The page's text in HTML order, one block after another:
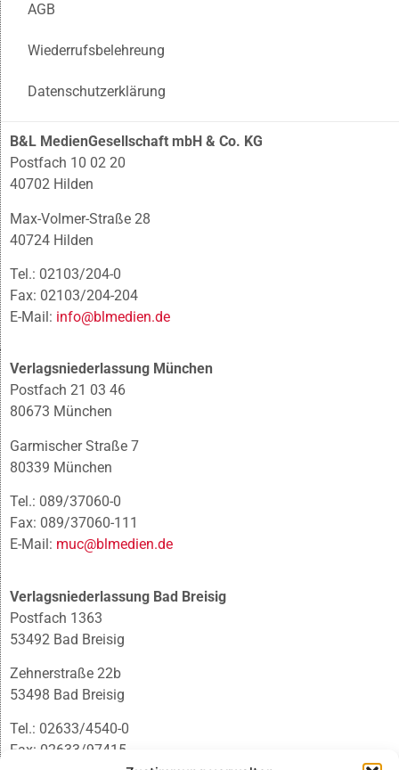
AGB
Wiederrufsbelehreung
Datenschutzerklärung
B&L MedienGesellschaft mbH & Co. KG
Postfach 10 02 20
40702 Hilden
Max-Volmer-Straße 28
40724 Hilden
Tel.: 02103/204-0
Fax: 02103/204-204
E-Mail: info@blmedien.de
Verlagsniederlassung München
Postfach 21 03 46
80673 München
Garmischer Straße 7
80339 München
Tel.: 089/37060-0
Fax: 089/37060-111
E-Mail: muc@blmedien.de
Verlagsniederlassung Bad Breisig
Postfach 1363
53492 Bad Breisig
Zehnerstraße 22b
53498 Bad Breisig
Tel.: 02633/4540-0
Fax: 02633/97415